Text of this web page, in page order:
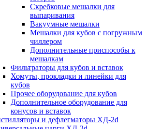
Скребковые мешалки для
выпаривания
Вакуумные мешалки
Мешалки для кубов с погружным
чиллером
Дополнительные приспособы к
мешалкам
Фильтраторы для кубов и вставок
Хомуты, прокладки и линейки для
кубов
Прочее оборудование для кубов
Дополнительное оборудование для
конусов и вставок
и дефлегматоры ХД-2d